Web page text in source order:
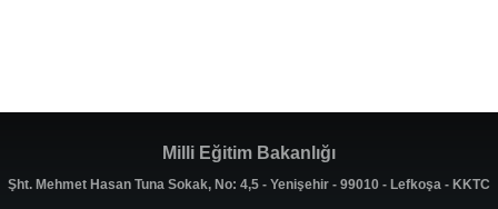
Milli Eğitim Bakanlığı
Şht. Mehmet Hasan Tuna Sokak, No: 4,5 - Yenişehir - 99010 - Lefkoşa - KKTC